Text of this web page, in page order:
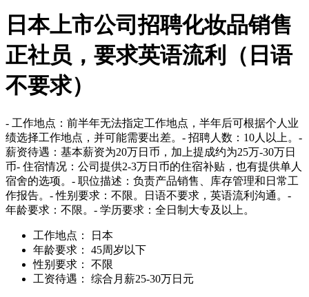
日本上市公司招聘化妆品销售
正社员，要求英语流利（日语
不要求）
- 工作地点：前半年无法指定工作地点，半年后可根据个人业
绩选择工作地点，并可能需要出差。- 招聘人数：10人以上。-
薪资待遇：基本薪资为20万日币，加上提成约为25万-30万日
币- 住宿情况：公司提供2-3万日币的住宿补贴，也有提供单人
宿舍的选项。- 职位描述：负责产品销售、库存管理和日常工
作报告。- 性别要求：不限。日语不要求，英语流利沟通。-
年龄要求：不限。- 学历要求：全日制大专及以上。
工作地点：
日本
年龄要求：
45周岁以下
性别要求：
不限
工资待遇：
综合月薪25-30万日元